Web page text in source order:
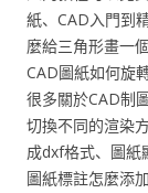
紙、CAD入門到
麼給三角形畫一
CAD圖紙如何旋
很多關於CAD制
切換不同的渲染
成dxf格式、圖紙
圖紙標註怎麼添